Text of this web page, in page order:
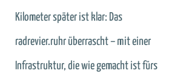
Kilometer später ist klar: Das
radrevier.ruhr überrascht – mit einer
Infrastruktur, die wie gemacht ist fürs